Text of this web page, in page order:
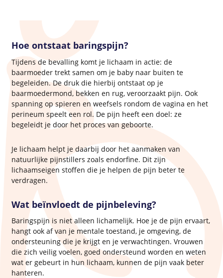
Hoe ontstaat baringspijn?
Tijdens de bevalling komt je lichaam in actie: de
baarmoeder trekt samen om je baby naar buiten te
begeleiden. De druk die hierbij ontstaat op je
baarmoedermond, bekken en rug, veroorzaakt pijn. Ook
spanning op spieren en weefsels rondom de vagina en het
perineum speelt een rol. De pijn heeft een doel: ze
begeleidt je door het proces van geboorte.
Je lichaam helpt je daarbij door het aanmaken van
natuurlijke pijnstillers zoals endorfine. Dit zijn
lichaamseigen stoffen die je helpen de pijn beter te
verdragen.
Wat beïnvloedt de pijnbeleving?
Baringspijn is niet alleen lichamelijk. Hoe je de pijn ervaart,
hangt ook af van je mentale toestand, je omgeving, de
ondersteuning die je krijgt en je verwachtingen. Vrouwen
die zich veilig voelen, goed ondersteund worden en weten
wat er gebeurt in hun lichaam, kunnen de pijn vaak beter
hanteren.